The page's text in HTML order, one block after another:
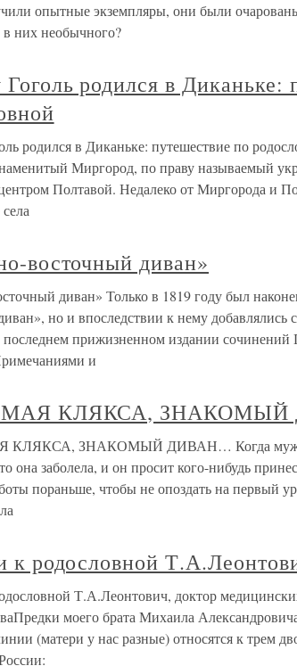
опытные экземпляры, они были
в них необычного?
родился в Диканьке:
родился в Диканьке: путешествие по
Миргород, по праву называемый
Полтавой. Недалеко от Миргорода и
восточный диван»
диван» Только в 1819 году был
но и впоследствии к нему добавлялись
последнем прижизненном издании сочинений
и
КЛЯКСА,
ЗНАКОМЫЙ ДИВАН… Когда муж
она заболела, и он просит кого-нибудь
пораньше, чтобы не опоздать на первый
к родословной
Т.А.Леонтович, доктор
моего брата Михаила
(матери у нас разные) относятся к трем